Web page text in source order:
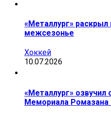
«Металлург» раскрыл
межсезонье
Хоккей
10.07.2026
«Металлург» озвучил
Мемориала Ромазана